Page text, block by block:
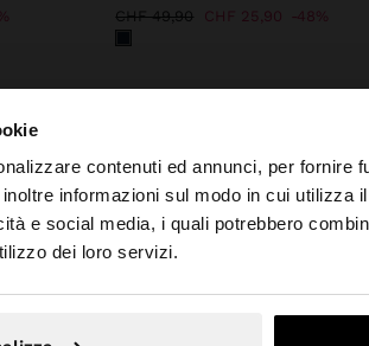
contenuti ed annunci, per fornire
informazioni sul modo in cui utilizza
e social media, i quali potrebbero
dei loro servizi.
da Svizzera. Vuoi navigare sul
No, resta in
CHF 49,90 CHF 25,90 48%